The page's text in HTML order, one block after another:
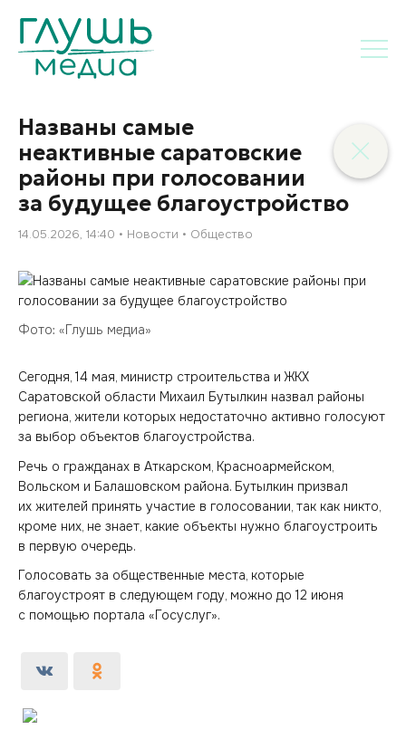
Названы самые
неактивные саратовские
районы при голосовании
за будущее благоустройство
14.05.2026, 14:40 Новости Общество
Фото: «Глушь медиа»
Сегодня, 14 мая, министр строительства и ЖКХ
Саратовской области Михаил Бутылкин назвал районы
региона, жители которых недостаточно активно голосуют
за выбор объектов благоустройства.
Речь о гражданах в Аткарском, Красноармейском,
Вольском и Балашовском района. Бутылкин призвал
их жителей принять участие в голосовании, так как никто,
кроме них, не знает, какие объекты нужно благоустроить
в первую очередь.
Голосовать за общественные места, которые
благоустроят в следующем году, можно до 12 июня
с помощью портала «Госуслуг».